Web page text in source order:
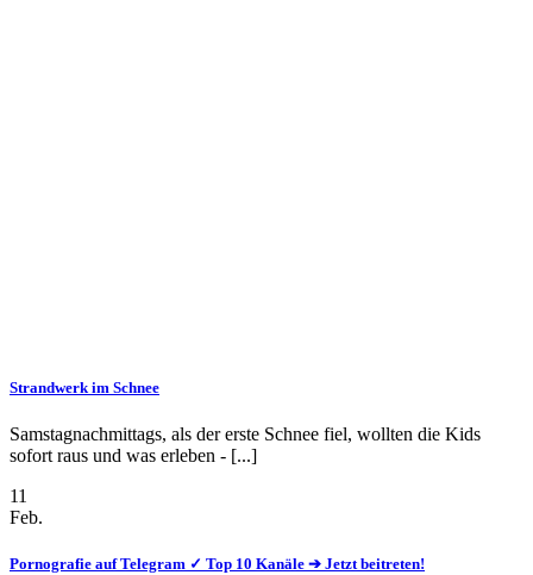
Strandwerk im Schnee
Samstagnachmittags, als der erste Schnee fiel, wollten die Kids
sofort raus und was erleben - [...]
11
Feb.
Pornografie auf Telegram ✓ Top 10 Kanäle ➔ Jetzt beitreten!